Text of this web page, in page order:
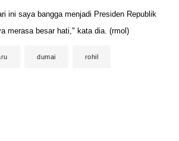
ini saya bangga menjadi Presiden Republik
merasa besar hati," kata dia. (rmol)
dumai rohil